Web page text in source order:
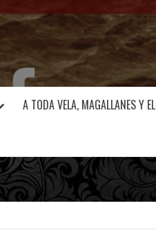
A TODA VELA, MAGALLANES Y